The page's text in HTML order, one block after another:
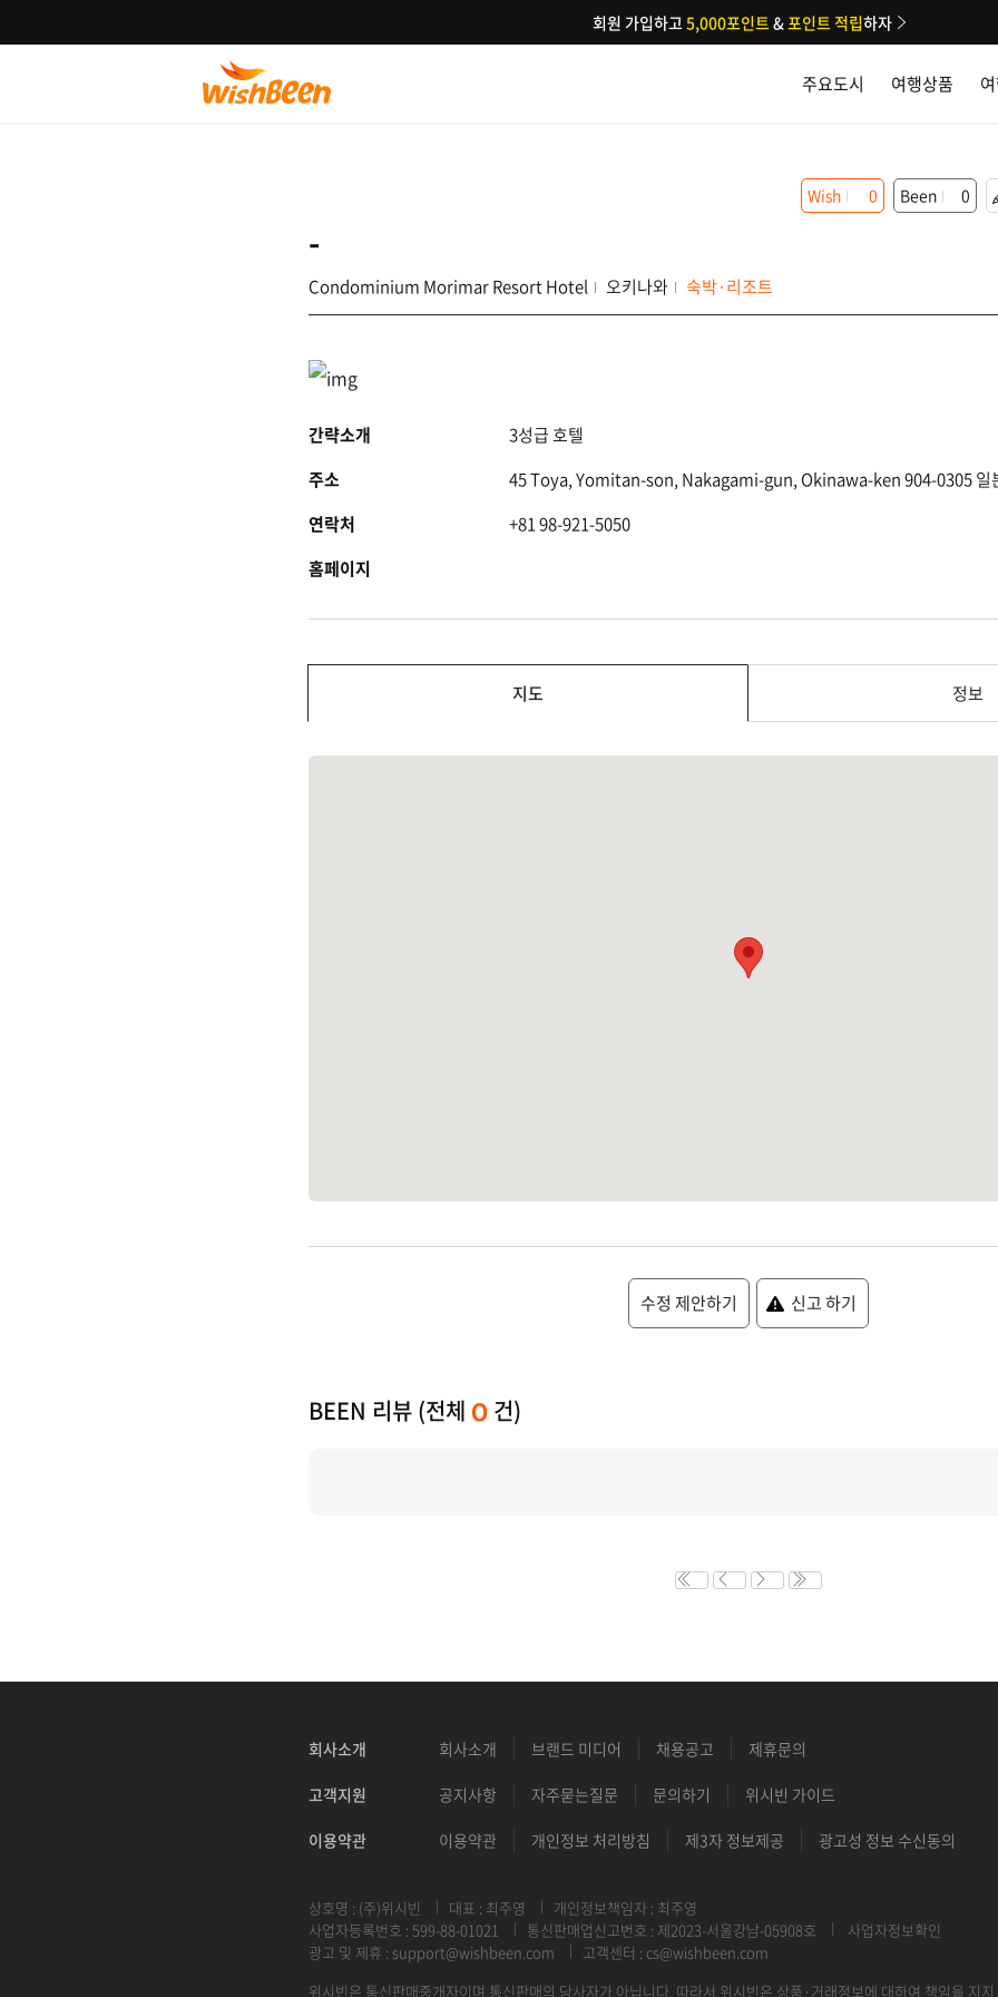
주요도시 여행상품
회원 가입하고5,000포인트&포인트 적립하자
-
Condominium Morimar Resort Hotel 오키나와 숙박·리조트
Wish 0 Been 0
간략소개
3성급 호텔
주소
45 Toya, Yomitan-son, Nakagami-gun, Okinawa-ken 904-0305 일
연락처
+81 98-921-5050
홈페이지
지도 정보
수정 제안하기 신고 하기
BEEN 리뷰 (전체 0 건)
회사소개 회사소개 브랜드 미디어 채용공고 제휴문의
고객지원 공지사항 자주묻는질문 문의하기 위시빈 가이드
이용약관 이용약관 개인정보 처리방침 제3자 정보제공 광고성 정보 수신동의
상호명 : (주)위시빈 대표 : 최주영
개인정보책임자 : 최주영
사업자등록번호 : 599-88-01021
통신판매업신고번호 : 제2023-서울강남-05908호
사업자정보확인
광고 및 제휴 : support@wishbeen.com
고객센터 : cs@wishbeen.com
위시빈은 통신판매중개자이며 통신판매의 당사자가 아닙니다. 따라서 위시빈은 상품·거래정보에 대하여 책임을 지